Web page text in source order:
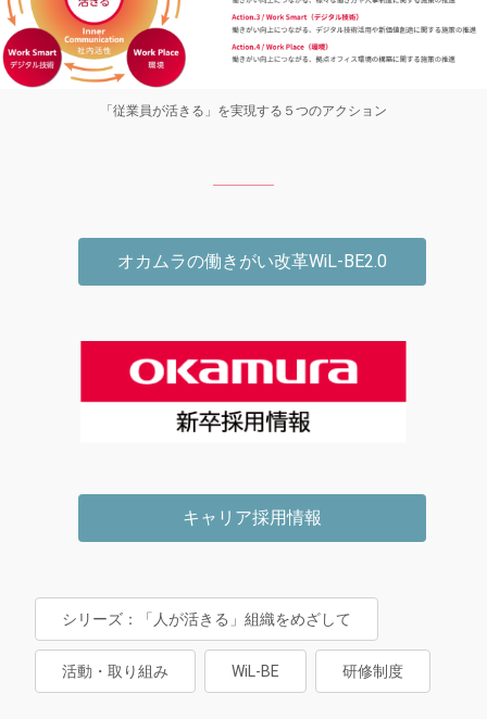
「従業員が活きる」を実現する５つのアクション
オカムラの働きがい改革WiL-BE2.0
キャリア採用情報
シリーズ：「人が活きる」組織をめざして
活動・取り組み WiL-BE 研修制度